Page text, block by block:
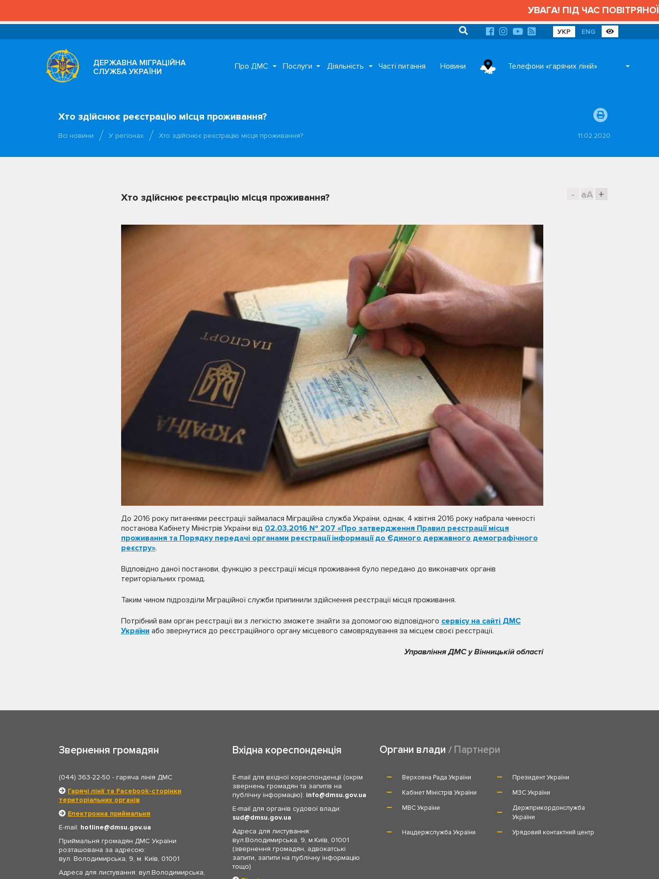
УВАГА! ПІД ЧАС ПОВІТРЯНОЇ
УКР ENG
ДЕРЖАВНА МІГРАЦІЙНА
СЛУЖБА УКРАЇНИ
Про ДМС Послуги Діяльність Часті питання Новини Телефони «гарячих ліній»
Хто здійснює реєстрацію місця проживання?
Всі новини У регіонах Хто здійснює реєстрацію місця проживання? 11.02.2020
- aA +
Хто здійснює реєстрацію місця проживання?
До 2016 року питаннями реєстрації займалася Міграційна служба України, однак, 4 квітня 2016 року набрала чинності
постанова Кабінету Міністрів України від 02.03.2016 № 207 «Про затвердження Правил реєстрації місця
проживання та Порядку передачі органами реєстрації інформації до Єдиного державного демографічного
реєстру».
Відповідно даної постанови, функцію з реєстрації місця проживання було передано до виконавчих органів
територіальних громад.
Таким чином підрозділи Міграційної служби припинили здійснення реєстрації місця проживання.
Потрібний вам орган реєстрації ви з легкістю зможете знайти за допомогою відповідного сервісу на сайті ДМС
Україниабо звернутися до реєстраційного органу місцевого самоврядування за місцем своєї реєстрації.
Управління ДМС у Вінницькій області
Звернення громадян
(044) 363-22-50 - гаряча лінія ДМС
Гарячі лінії та Facebook-сторінки
територіальних органів
Електронна приймальня
E-mail: hotline
dmsu.gov.ua
Приймальня громадян ДМС України
розташована за адресою:
вул. Володимирська, 9, м. Київ, 01001
Адреса для листування: вул.Володимирська,
Вхідна кореспонденція
E-mail для вхідної кореспонденції (окрім
звернень громадян та запитів на
публічну інформацію): info
dmsu.gov.ua
E-mail для органів судової влади:
sud
dmsu.gov.ua
Адреса для листування:
вул.Володимирська, 9, м.Київ, 01001
(звернення громадян, адвокатські
запити, запити на публічну інформацію
тощо)
Органи влади Партнери
Верховна Рада України
Президент України
Кабінет Міністрів України
МЗС України
МВС України
Держприкордонслужба
України
Нацдержслужба України
Урядовий контактний центр